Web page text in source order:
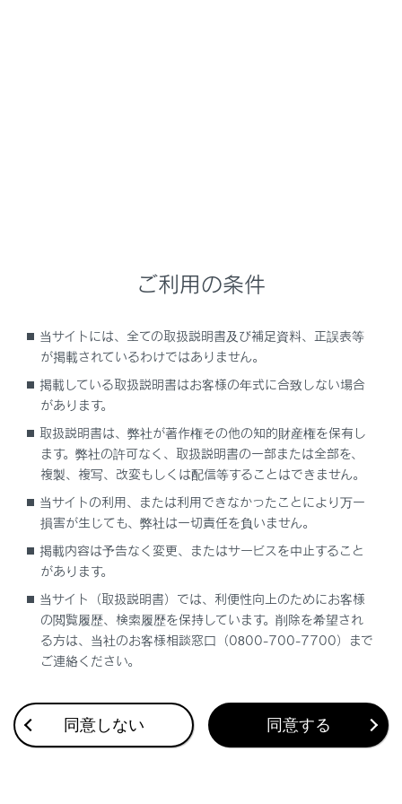
クリアランスソナーの役割
クリアランスソナーのON/OFFを切りかえる
クリアランスソナーの巻き込み警報機能
（Advanced Park装着車）
合わせて見られているページ
Lexus Teammate Advanced Park
最適な車間距離を保って追従走行する
一定の車速で走行する
このページは役に立ちましたか？
ご利用の条件
当サイトには、全ての取扱説明書及び補足資料、正誤表等
が掲載されているわけではありません。
掲載している取扱説明書はお客様の年式に合致しない場合
があります。
取扱説明書は、弊社が著作権その他の知的財産権を保有し
ます。弊社の許可なく、取扱説明書の一部または全部を、
複製、複写、改変もしくは配信等することはできません。
当サイトの利用、または利用できなかったことにより万一
損害が生じても、弊社は一切責任を負いません。
掲載内容は予告なく変更、またはサービスを中止すること
があります。
当サイト（取扱説明書）では、利便性向上のためにお客様
の閲覧履歴、検索履歴を保持しています。削除を希望され
る方は、当社のお客様相談窓口（0800-700-7700）まで
ご連絡ください。
同意しない 同意する